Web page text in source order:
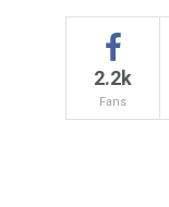
2.2k
Fans